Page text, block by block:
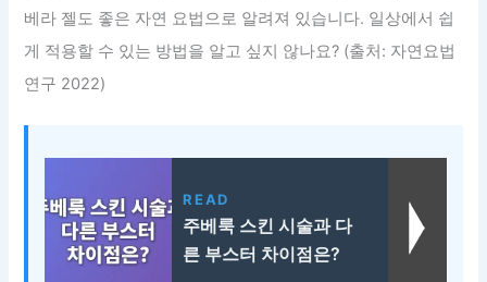
베라 젤도 좋은 자연 요법으로 알려져 있습니다. 일상에서 쉽
게 적용할 수 있는 방법을 알고 싶지 않나요? (출처: 자연요법
연구 2022)
READ
주베룩 스킨 시술과 다
른 부스터 차이점은?